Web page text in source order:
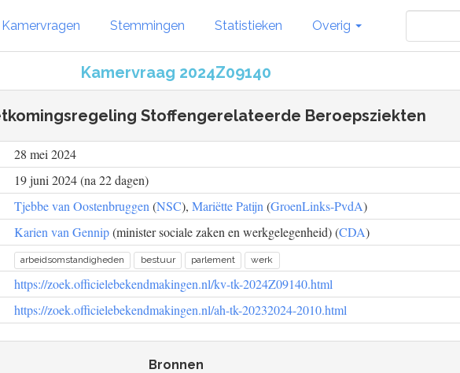
Kamervragen Stemmingen Statistieken Overig
Kamervraag 2024Z09140
Stoffengerelateerde Beroepsziekten
28 mei 2024
19 juni 2024 (na 22 dagen)
Tjebbe van Oostenbruggen (NSC), Mariëtte Patijn (GroenLinks-PvdA)
Karien van Gennip(minister sociale zaken en werkgelegenheid) (CDA)
arbeidsomstandigheden bestuur parlement werk
https://zoek.officielebekendmakingen.nl/kv-tk-2024Z09140.html
https://zoek.officielebekendmakingen.nl/ah-tk-20232024-2010.html
Bronnen